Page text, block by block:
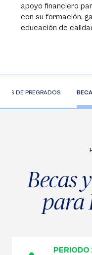
apoyo financiero
con su formación,
educación de
DE PREGRADOS
Becas
para